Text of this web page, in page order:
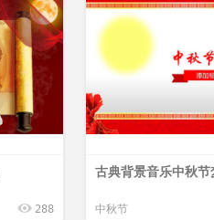
288
古典背景音乐中秋
中秋节